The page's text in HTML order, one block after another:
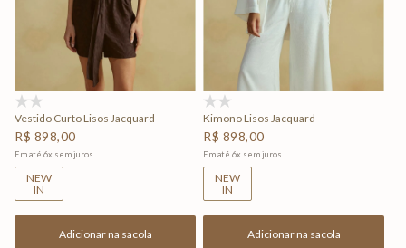
Vestido Curto Lisos Jacquard
R$ 898,00
Em até 6x sem juros
NEW
IN
Adicionar na sacola
Kimono Lisos Jacquard
R$ 898,00
Em até 6x sem juros
NEW
IN
Adicionar na sacola